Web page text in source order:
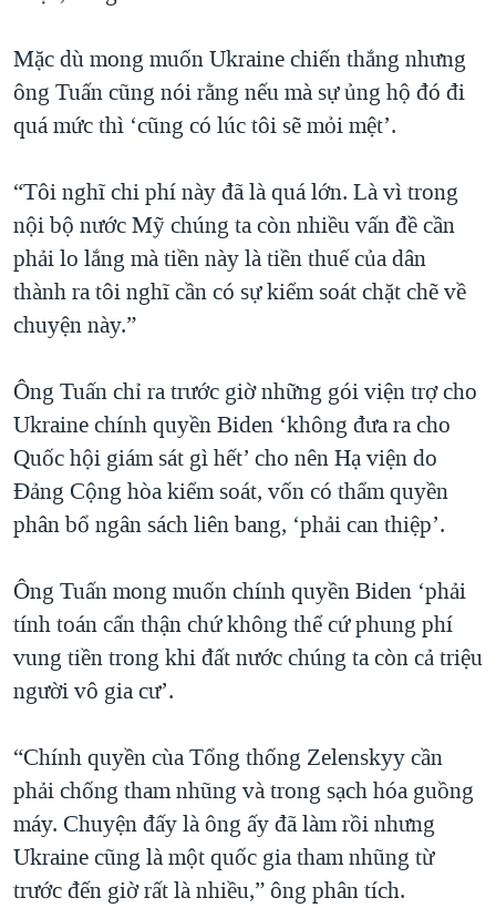
Mặc dù mong muốn Ukraine chiến thắng nhưng
ông Tuấn cũng nói rằng nếu mà sự ủng hộ đó đi
quá mức thì ‘cũng có lúc tôi sẽ mỏi mệt’.
“Tôi nghĩ chi phí này đã là quá lớn. Là vì trong
nội bộ nước Mỹ chúng ta còn nhiều vấn đề cần
phải lo lắng mà tiền này là tiền thuế của dân
thành ra tôi nghĩ cần có sự kiểm soát chặt chẽ về
chuyện này.”
Ông Tuấn chỉ ra trước giờ những gói viện trợ cho
Ukraine chính quyền Biden ‘không đưa ra cho
Quốc hội giám sát gì hết’ cho nên Hạ viện do
Đảng Cộng hòa kiểm soát, vốn có thẩm quyền
phân bổ ngân sách liên bang, ‘phải can thiệp’.
Ông Tuấn mong muốn chính quyền Biden ‘phải
tính toán cẩn thận chứ không thể cứ phung phí
vung tiền trong khi đất nước chúng ta còn cả triệu
người vô gia cư’.
“Chính quyền cùa Tổng thống Zelenskyy cần
phải chống tham nhũng và trong sạch hóa guồng
máy. Chuyện đấy là ông ấy đã làm rồi nhưng
Ukraine cũng là một quốc gia tham nhũng từ
trước đến giờ rất là nhiều,” ông phân tích.